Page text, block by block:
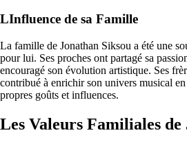
LInfluence de sa Famille
La famille de Jonathan Siksou a été une
pour lui. Ses proches ont partagé sa
encouragé son évolution artistique. Ses
contribué à enrichir son univers musical
propres goûts et influences.
Les Valeurs Familiales de